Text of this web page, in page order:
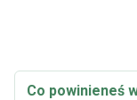
Co powinieneś